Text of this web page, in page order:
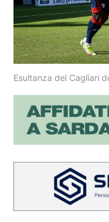
Esultanza del Cagliari